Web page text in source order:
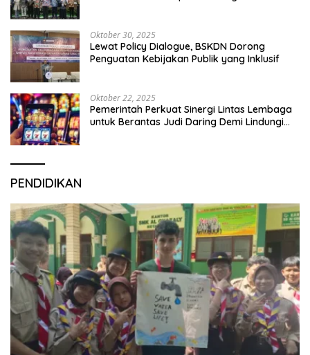
Oktober 30, 2025
Lewat Policy Dialogue, BSKDN Dorong
Penguatan Kebijakan Publik yang Inklusif
Oktober 22, 2025
Pemerintah Perkuat Sinergi Lintas Lembaga
untuk Berantas Judi Daring Demi Lindungi
PENDIDIKAN